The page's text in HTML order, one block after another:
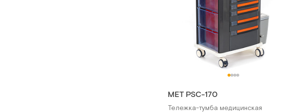
MET PSC-170
Тележка-тумба медицинская